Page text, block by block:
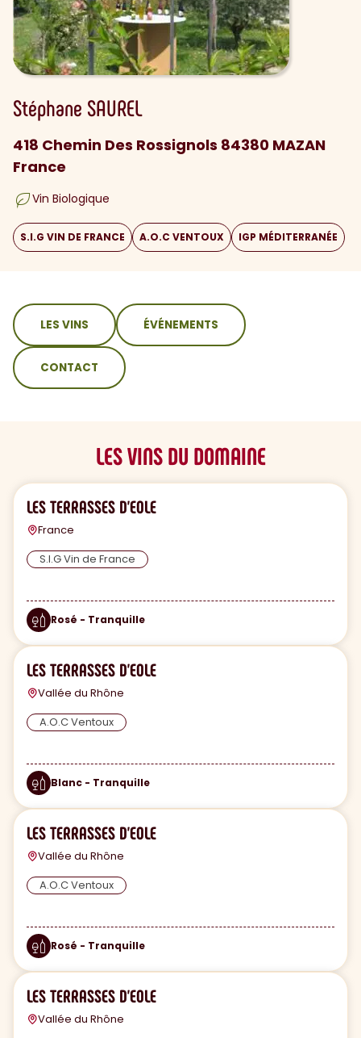
Stéphane SAUREL
418 Chemin Des Rossignols 84380 MAZAN
France
Vin Biologique
S.I.G VIN DE FRANCE A.O.C VENTOUX IGP MÉDITERRANÉE
sommaire
LES VINS ÉVÉNEMENTS
CONTACT
LES VINS DU DOMAINE
LES TERRASSES D'EOLE
France
S.I.G Vin de France
Rosé - Tranquille
LES TERRASSES D'EOLE
Vallée du Rhône
A.O.C Ventoux
Blanc - Tranquille
LES TERRASSES D'EOLE
Vallée du Rhône
A.O.C Ventoux
Rosé - Tranquille
LES TERRASSES D'EOLE
Vallée du Rhône